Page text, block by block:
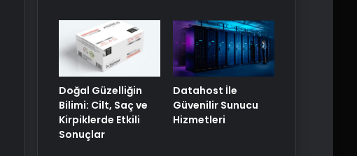
Doğal Güzelliğin
Bilimi: Cilt, Saç ve
Kirpiklerde Etkili
Sonuçlar
Datahost İle
Güvenilir Sunucu
Hizmetleri